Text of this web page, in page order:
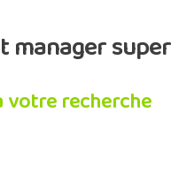
recherche